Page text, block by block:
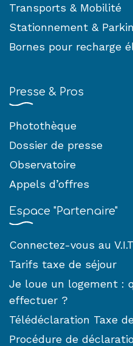
Transports & Mobilité
Stationnement &
Bornes pour recharge
Presse & Pros
Photothèque
Dossier de presse
Observatoire
Appels d’offres
Espace "Partenaire"
Connectez-vous au
Tarifs taxe de séjour
Je loue un logement :
effectuer ?
Télédéclaration Taxe
Procédure de